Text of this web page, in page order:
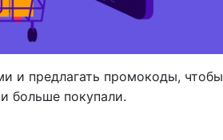
и предлагать промокоды, чтобы
больше покупали.